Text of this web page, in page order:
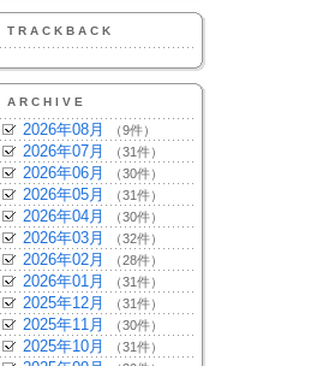
TRACKBACK
ARCHIVE
2026年08月 （9件）
2026年07月 （31件）
2026年06月 （30件）
2026年05月 （31件）
2026年04月 （30件）
2026年03月 （32件）
2026年02月 （28件）
2026年01月 （31件）
2025年12月 （31件）
2025年11月 （30件）
2025年10月 （31件）